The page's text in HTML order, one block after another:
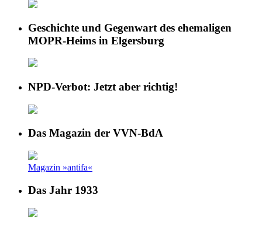
Geschichte und Gegenwart des ehemaligen
MOPR-Heims in Elgersburg
NPD-Verbot: Jetzt aber richtig!
Das Magazin der VVN-BdA
Magazin »antifa«
Das Jahr 1933